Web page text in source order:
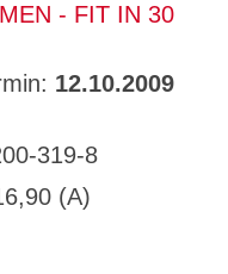
- FIT IN 30
12.10.2009
319-8
(A)